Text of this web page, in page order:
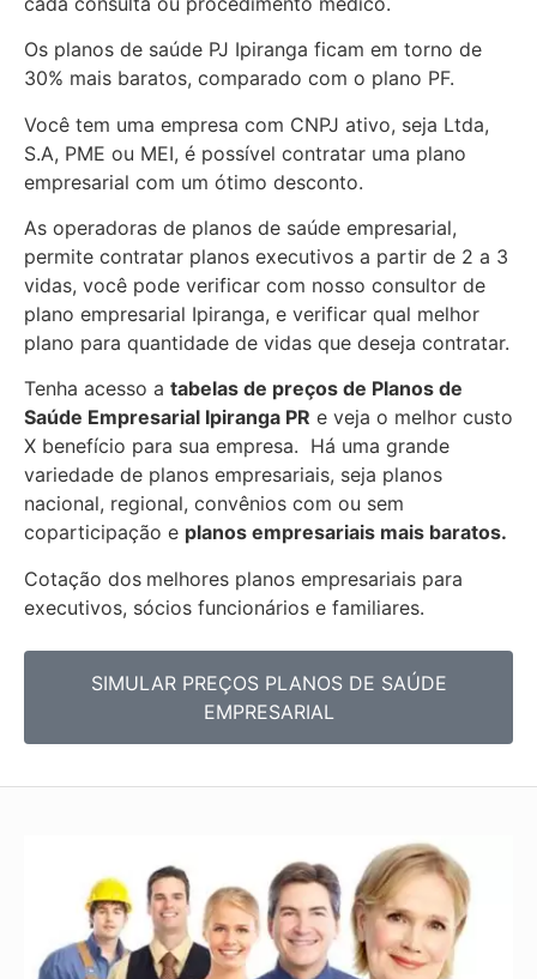
Os planos de saúde PJ Ipiranga ficam em torno de
30% mais baratos, comparado com o plano PF.
Você tem uma empresa com CNPJ ativo, seja Ltda,
S.A, PME ou MEI, é possível contratar uma plano
empresarial com um ótimo desconto.
As operadoras de planos de saúde empresarial,
permite contratar planos executivos a partir de 2 a 3
vidas, você pode verificar com nosso consultor de
plano empresarial Ipiranga, e verificar qual melhor
plano para quantidade de vidas que deseja contratar.
Tenha acesso a tabelas de preços de Planos de
Saúde Empresarial Ipiranga PR e veja o melhor custo
X benefício para sua empresa. Há uma grande
variedade de planos empresariais, seja planos
nacional, regional, convênios com ou sem
coparticipação e planos empresariais mais baratos.
Cotação dos melhores planos empresariais para
executivos, sócios funcionários e familiares.
SIMULAR PREÇOS PLANOS DE SAÚDE
EMPRESARIAL